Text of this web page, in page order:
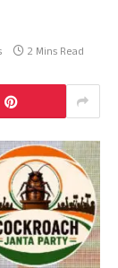
2 Mins Read